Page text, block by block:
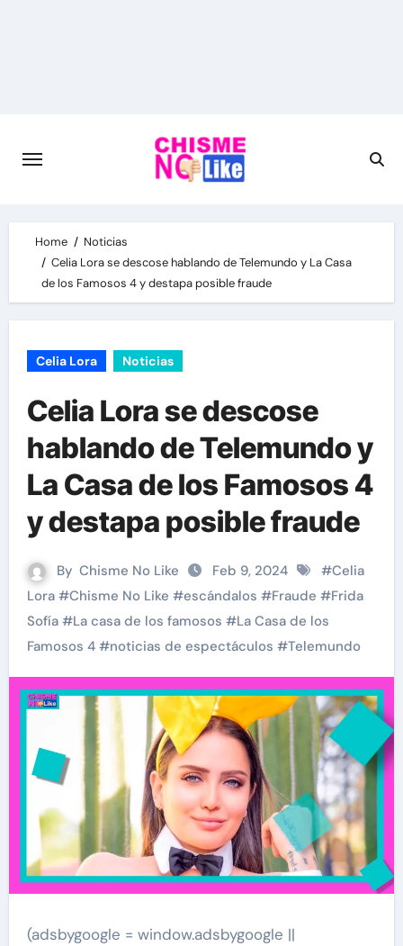
Home
Noticias
Celia Lora se descose hablando de Telemundo y La Casa
de los Famosos 4 y destapa posible fraude
Celia Lora Noticias
Celia Lora se descose
hablando de Telemundo y
La Casa de los Famosos 4
y destapa posible fraude
By Chisme No Like Feb 9, 2024 #Celia
Lora#Chisme No Like #escándalos #Fraude #Frida
Sofía#La casa de los famosos #La Casa de los
Famosos 4#noticias de espectáculos #Telemundo
(adsbygoogle = window.adsbygoogle ||